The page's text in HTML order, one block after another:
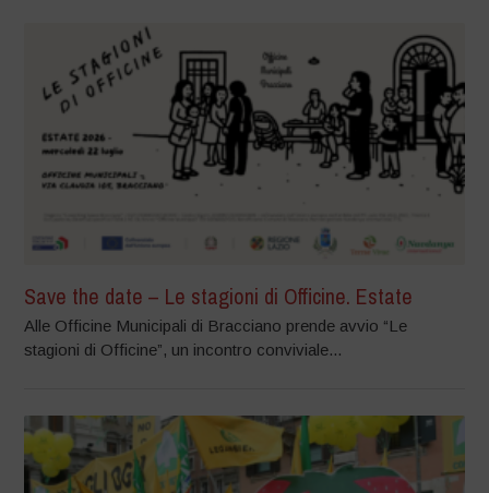
Save the date – Le stagioni di Officine. Estate
Alle Officine Municipali di Bracciano prende avvio “Le
stagioni di Officine”, un incontro conviviale...